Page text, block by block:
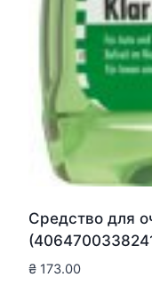
Средство для
₴173.00